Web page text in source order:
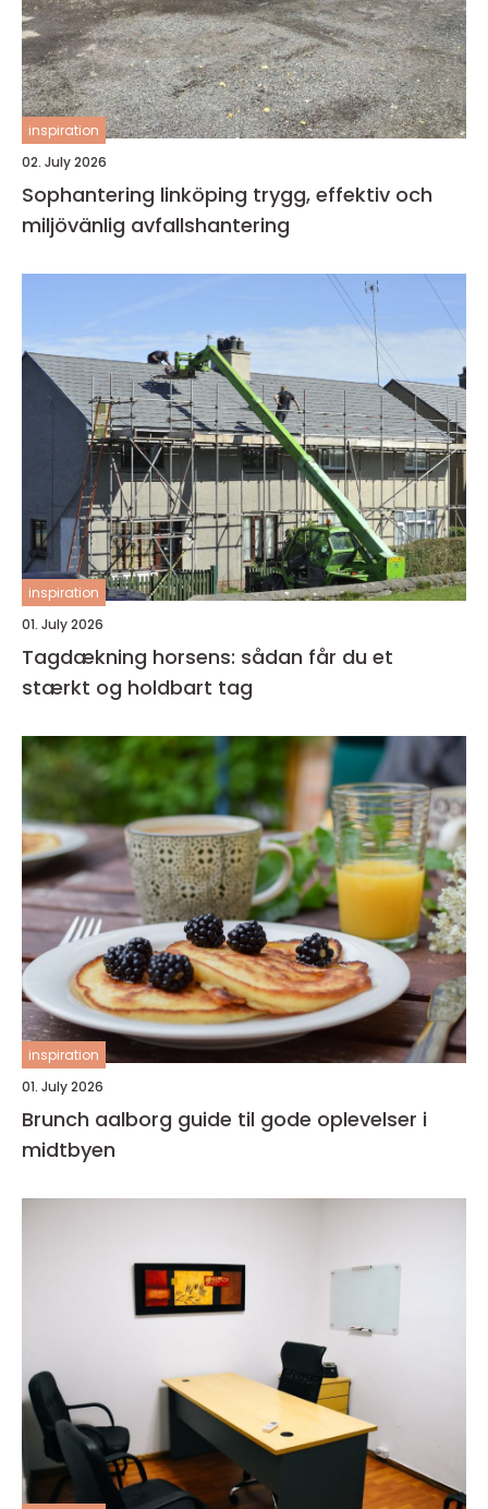
inspiration
02. July 2026
Sophantering linköping trygg, effektiv och
miljövänlig avfallshantering
inspiration
01. July 2026
Tagdækning horsens: sådan får du et
stærkt og holdbart tag
inspiration
01. July 2026
Brunch aalborg guide til gode oplevelser i
midtbyen